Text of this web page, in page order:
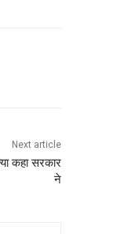
Next article
कहा सरकार
ने